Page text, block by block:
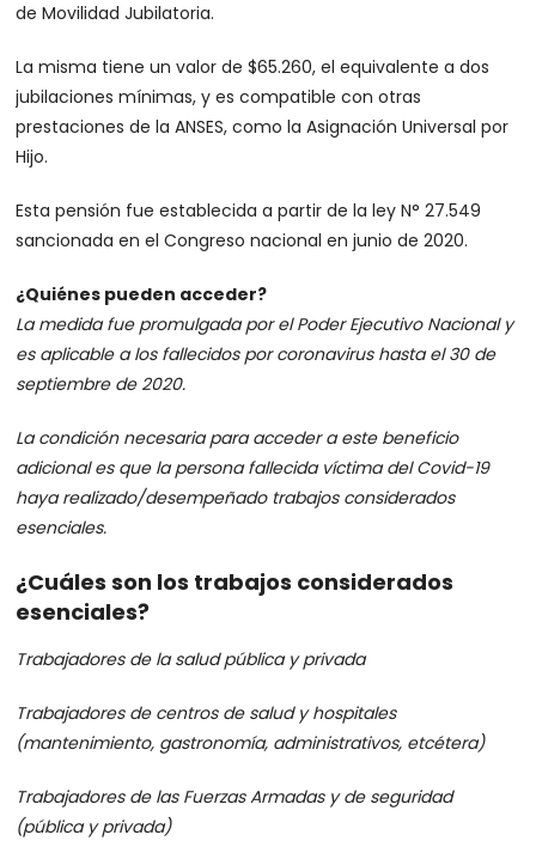
de Movilidad Jubilatoria.
La misma tiene un valor de $65.260, el equivalente a dos
jubilaciones mínimas, y es compatible con otras
prestaciones de la ANSES, como la Asignación Universal por
Hijo.
Esta pensión fue establecida a partir de la ley N° 27.549
sancionada en el Congreso nacional en junio de 2020.
¿Quiénes pueden acceder?
La medida fue promulgada por el Poder Ejecutivo Nacional y
es aplicable a los fallecidos por coronavirus hasta el 30 de
septiembre de 2020.
La condición necesaria para acceder a este beneficio
adicional es que la persona fallecida víctima del Covid-19
haya realizado/desempeñado trabajos considerados
esenciales.
¿Cuáles son los trabajos considerados
esenciales?
Trabajadores de la salud pública y privada
Trabajadores de centros de salud y hospitales
(mantenimiento, gastronomía, administrativos, etcétera)
Trabajadores de las Fuerzas Armadas y de seguridad
(pública y privada)